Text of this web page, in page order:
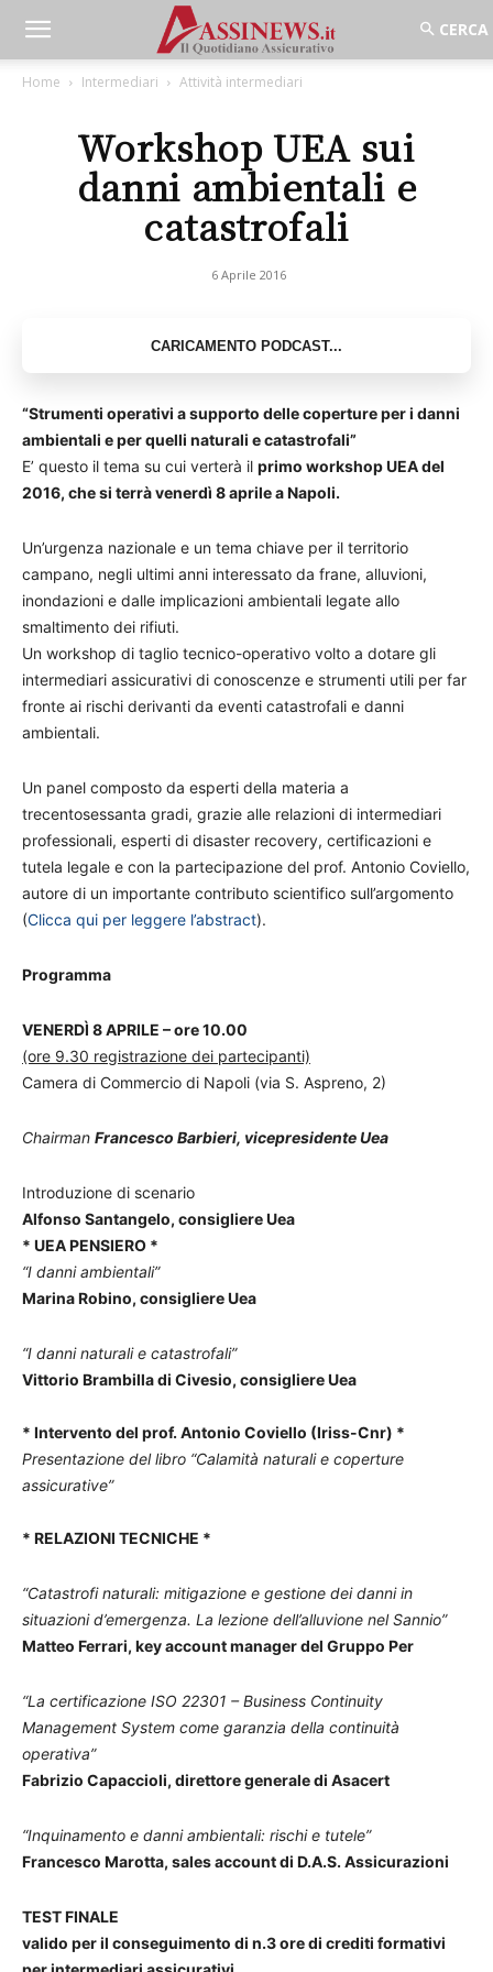
Home Intermediari Attività intermediari
Workshop UEA sui
danni ambientali e
catastrofali
6 Aprile 2016
“Strumenti operativi a supporto delle copertureper i danni
ambientali e per quelli naturali e catastrofali”
E’ questo il tema su cui verterà il primo workshop UEA del
2016, che si terrà venerdì 8 aprile a Napoli.
Un’urgenza nazionale e un tema chiave per il territorio
campano, negli ultimi anni interessato da frane, alluvioni,
inondazioni e dalle implicazioni ambientali legate allo
smaltimento dei rifiuti.
Un workshop di taglio tecnico-operativo volto a dotare gli
intermediari assicurativi di conoscenze e strumenti utili per far
fronte ai rischi derivanti da eventi catastrofali e danni
ambientali.
Un panel composto da esperti della materia a
trecentosessanta gradi, grazie alle relazioni di intermediari
professionali, esperti di disaster recovery, certificazioni e
tutela legale e con la partecipazione del prof. Antonio Coviello,
autore di un importante contributo scientifico sull’argomento
(Clicca qui per leggere l’abstract).
Programma
VENERDÌ 8 APRILE – ore 10.00
(ore 9.30 registrazione dei partecipanti)
Camera di Commercio di Napoli (via S. Aspreno, 2)
Chairman Francesco Barbieri, vicepresidente Uea
Introduzione di scenario
Alfonso Santangelo, consigliere Uea
* UEA PENSIERO *
“I danni ambientali”
Marina Robino, consigliere Uea
“I danni naturali e catastrofali”
Vittorio Brambilla di Civesio, consigliere Uea
* Intervento del prof. Antonio Coviello (Iriss-Cnr) *
Presentazione del libro “Calamità naturali e coperture
assicurative”
* RELAZIONI TECNICHE *
“Catastrofi naturali: mitigazione e gestione dei danni in
situazioni d’emergenza. La lezione dell’alluvione nel Sannio”
Matteo Ferrari, key account manager del Gruppo Per
“La certificazione ISO 22301 – Business Continuity
Management System come garanzia della continuità
operativa”
Fabrizio Capaccioli, direttore generale di Asacert
“Inquinamento e danni ambientali: rischi e tutele”
Francesco Marotta, sales account di D.A.S. Assicurazioni
TEST FINALE
valido per il conseguimento di n.3 ore di crediti formativi